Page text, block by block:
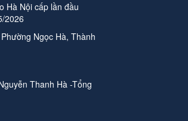
Hà Nội cấp lần đầu
2026
Ngọc Hà, Thành
Thanh Hà -Tổng